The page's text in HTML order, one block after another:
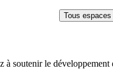
Tous espaces
soutenir le